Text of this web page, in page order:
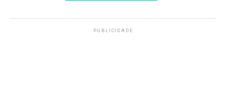
camisa do time de Paris.
PUBLICIDADE